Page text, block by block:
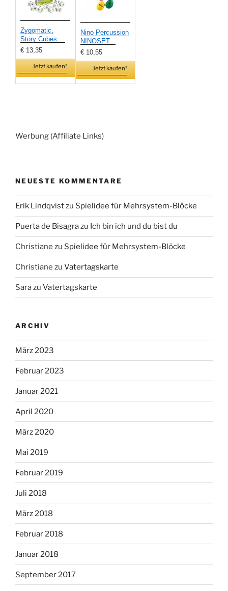
Zygomatic,
Story Cubes ...
€ 13,35
Jetzt kaufen*
Nino Percussion
NINOSET...
€ 10,55
Jetzt kaufen*
Werbung (Affiliate Links)
NEUESTE KOMMENTARE
Erik Lindqvistzu Spielidee für Mehrsystem-Blöcke
Puerta de Bisagrazu Ich bin ich und du bist du
Christiane zu Spielidee für Mehrsystem-Blöcke
Christiane zu Vatertagskarte
Sarazu Vatertagskarte
ARCHIV
März 2023
Februar 2023
Januar 2021
April 2020
März 2020
Mai 2019
Februar 2019
Juli 2018
März 2018
Februar 2018
Januar 2018
September 2017